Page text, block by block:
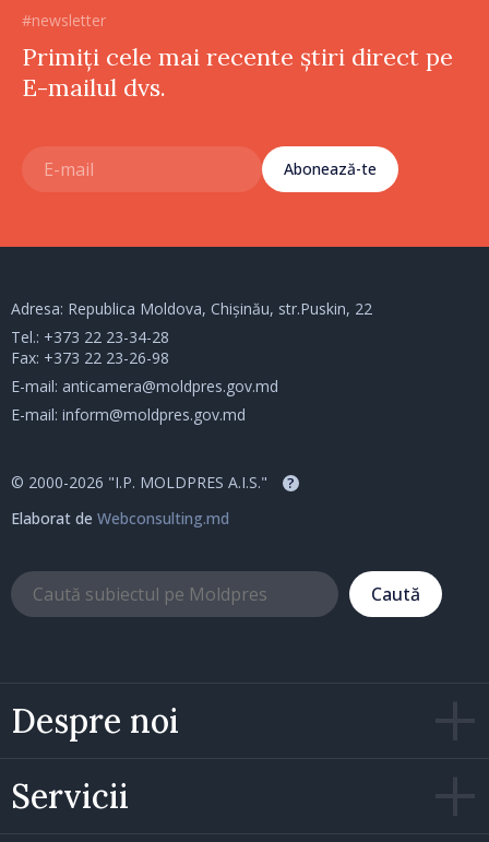
#newsletter
Primiți cele mai recente știri direct pe
E-mailul dvs.
Abonează-te
Despre noi
Servicii
Adresa: Republica Moldova, Chișinău, str.Puskin, 22
Tel.: +373 22 23-34-28
Fax: +373 22 23-26-98
E-mail: anticamera@moldpres.gov.md
E-mail: inform@moldpres.gov.md
© 2000-2026 "I.P. MOLDPRES A.I.S." ?
Elaborat de Webconsulting.md
Caută